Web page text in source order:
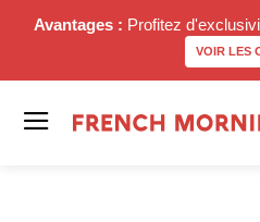
Avantages : Profitez
VOIR LES